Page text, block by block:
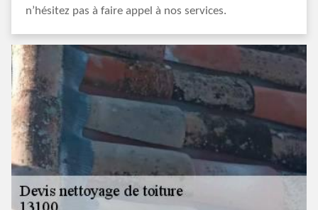
n’hésitez pas à faire appel à nos services.